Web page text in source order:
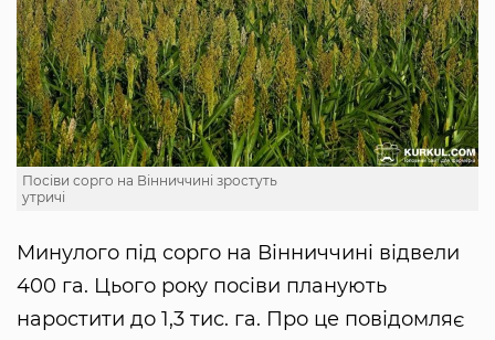
Посіви сорго на Вінниччині зростуть
утричі
Минулого під сорго на Вінниччині відвели
400 га. Цього року посіви планують
наростити до 1,3 тис. га. Про це повідомляє